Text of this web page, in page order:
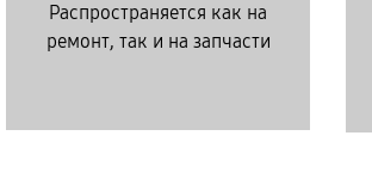
Распространяется как на
ремонт, так и на запчасти